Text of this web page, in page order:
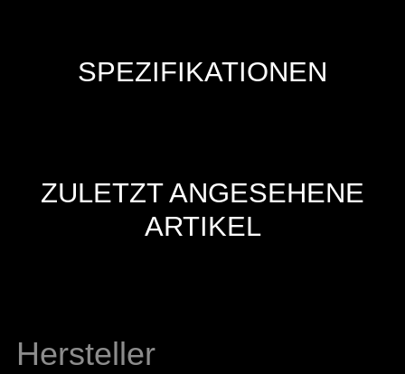
SPEZIFIKATIONEN
ZULETZT ANGESEHENE
ARTIKEL
Hersteller